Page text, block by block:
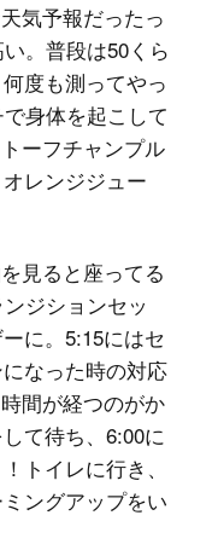
気予報だったっ
。普段は50くら
度も測ってやっ
身体を起こして
ーフチャンプル
レンジジュー
見ると座ってる
ジションセッ
に。5:15にはセ
なった時の対応
間が経つのがか
て待ち、6:00に
トイレに行き、
ングアップをい